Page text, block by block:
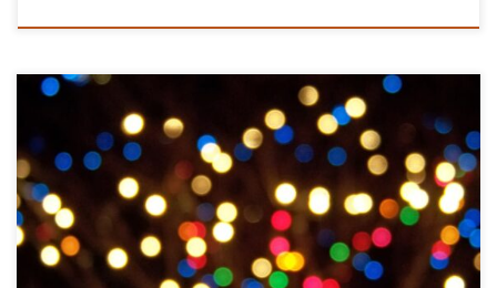
Anche se quest’anno a Casa Bastiano è tutto bianco e c’è la neve,
lo spirito del Natale non è proprio al top e pare non essere ancora
arrivato. E’ tutto un po’ confuso e sfuocato, tra vecchi ricordi e
cose nuove, tutto scorre veloce quando invece ci vorrebbe un po’
[…]